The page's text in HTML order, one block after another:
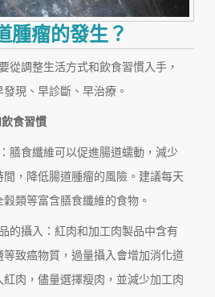
腫瘤的發生？
從調整生活方式和飲食習慣入手，
現、早診斷、早治療。
食習慣
膳食纖維可以促進腸道蠕動，減少
，降低腸道腫瘤的風險。建議每天
類等富含膳食纖維的食物。
的攝入：紅肉和加工肉製品中含有
致癌物質，過量攝入會增加消化道
肉，儘量選擇瘦肉，並減少加工肉